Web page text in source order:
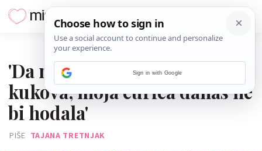
'Da nismo otišli na ultrazvuk
kukova, moja curica danas ne
bi hodala'
PIŠE TAJANA TRETNJAK
Sign in with Google